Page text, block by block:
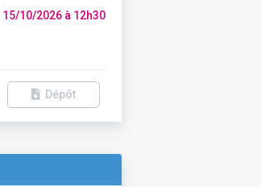
15/10/2026 à 12h30
Dépôt